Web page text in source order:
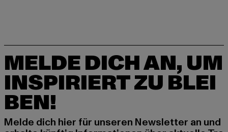
MELDE DICH AN, UM
INSPIRIERT ZU BLEI
BEN!
Melde dich hier für unseren Newsletter an und